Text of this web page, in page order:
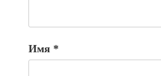
Имя *